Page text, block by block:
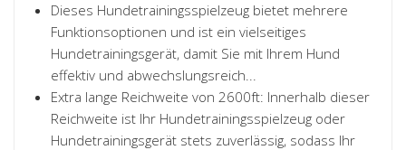
Dieses Hundetrainingsspielzeug bietet mehrere
Funktionsoptionen und ist ein vielseitiges
Hundetrainingsgerät, damit Sie mit Ihrem Hund
effektiv und abwechslungsreich...
Extra lange Reichweite von 2600ft: Innerhalb dieser
Reichweite ist Ihr Hundetrainingsspielzeug oder
Hundetrainingsgerät stets zuverlässig, sodass Ihr